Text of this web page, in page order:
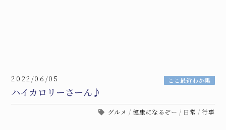
2022/06/05 ここ最近わか集
ハイカロリーさーん♪
グルメ / 健康になるぞー / 日常 /行事